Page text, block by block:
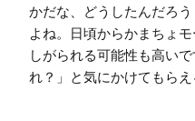
かだな、どうしたんだろ
よね。日頃からかまちょ
しがられる可能性も高い
れ？」と気にかけてもらえ